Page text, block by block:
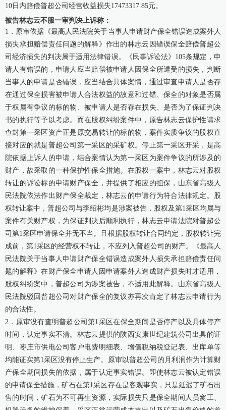
10日内赔偿普超公司经营收益损失17473317.85元。
被告林志云不服一审判决上诉称：
1．原审依据《最高人民法院关于当事人申请财产保全错误造成案外人
损失承担赔偿责任问题的解释》作出的林志云因错误保全赔偿普超公
司经济损失的判决属于适用法律错误。《民事诉讼法》105条规定，申
请人有错误的，申请人应当赔偿被申请人因保全所遭受的损失，判断
当事人的申请是否错误，应当结合具体案情，通过审查申请人是否存
在通过保全损害被申请人合法权益的故意和过错、保全的对象是否属
于权属有争议的标的物、被申请人是否存在损失、是否为了保证判决
书的执行等予以考虑。而在股权纠纷案件中，原告林志云保护性请求
查封第一采区资产正是原交易转让的标的物，案件实质争议的股权直
接对应的就是普超公司第一采区的采矿权。停止第一采区开采，是高
院依据上诉人的申请，结合案情认为第一采区为案件争议的所涉及的
财产，故采取的一种保护性保全措施。在股权一案中，林志云对股权
转让的诉讼标的申请财产保全，并提供了相应的担保，山东省高级人
民法院依法作出财产保全裁定，林志云的申请行为符合法律规定。股
权转让案中，普超公司与李绍彬均是涉案被告，股权及第1采区均属与
案件有关财产权，为保证判决后顺利执行，林志云申请法院对普超公
司第1采区申请保全并无不当。且根据股权转让合同约定，股权转让完
成前，第1采区的经营权不转让，不应列入普超公司的财产。《最高人
民法院关于当事人申请财产保全错误造成案外人损失承担赔偿责任问
题的解释》在财产保全申请人因申请案外人造成财产损失时才适用，
股权纠纷案中，普超公司为涉案被告，不适用此解释。山东省高级人
民法院驳回普超公司对财产保全的复议亦再次肯定了林志云申请行为
的合法性。
2．原审没有查明普超公司第1采区在保全期间是否停产以及具体停产
时间，认定事实不清。林志云提供的陕西安康世纪建筑公司出具的证
明、枣庄市供电公司客户电费明细表、增值税纳税登记表、出库单等
均能证实第1采区没有停止生产。原审以普超公司的月利润作为计算财
产保全期间损失的依据，属于认定事实错误。即使林志云被认定错误
的申请保全措施，矿石在第1采区存在是客观事实，只是延迟了矿石出
售的时间，矿石为不可再生资源，实际损失只是保全期间人员窝工、